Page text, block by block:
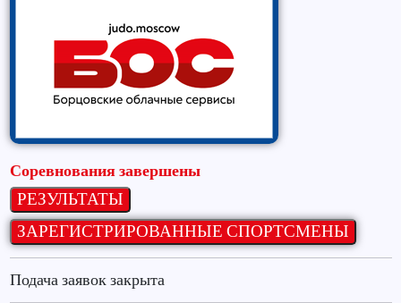
Соревнования завершены
Подача заявок закрыта